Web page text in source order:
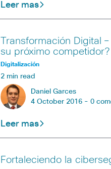
Leer mas
Transformación Digital
su próximo competidor?
Digitalización
2 min read
Daniel Garces
4 October 2016 - 0
Leer mas
Fortaleciendo la